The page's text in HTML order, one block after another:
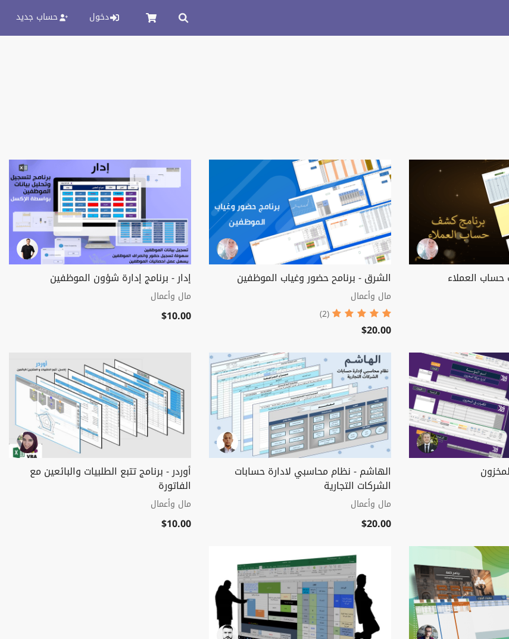
دخول حساب جديد
العملاء الشرق - برنامح حضور وغياب الموظفين
مال وأعمال
(2)
$20.00
إدار - برنامج إدارة شؤون الموظفين
مال وأعمال
$10.00
الهاشم - نظام محاسبي لادارة حسابات
الشركات التجارية
مال وأعمال
$20.00
أوردر - برنامج تتبع الطلبيات والبائعين مع
الفاتورة
مال وأعمال
$10.00